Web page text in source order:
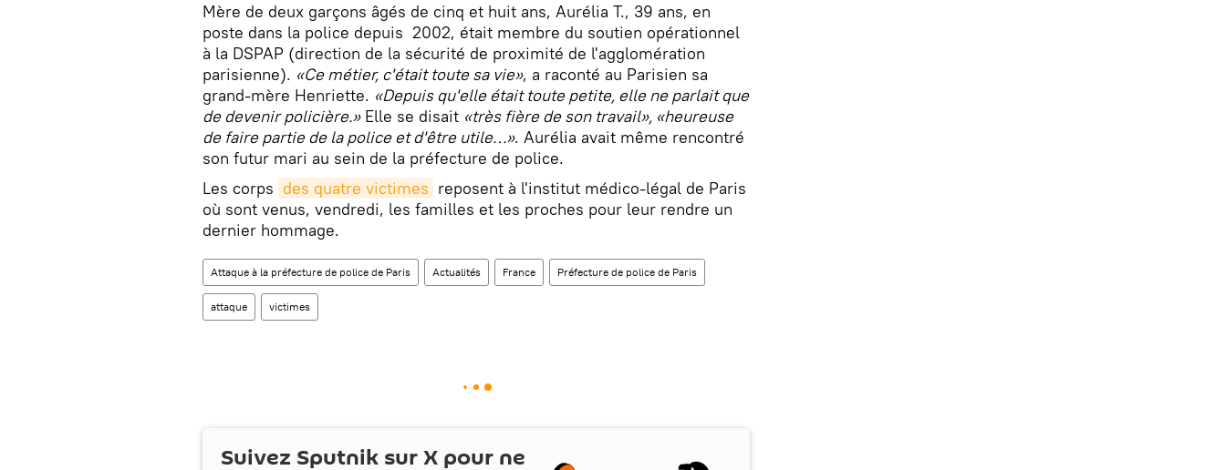
Mère de deux garçons âgés de cinq et huit ans, Aurélia T., 39 ans, en
poste dans la police depuis 2002, était membre du soutien opérationnel
à la DSPAP (direction de la sécurité de proximité de l'agglomération
parisienne). «Ce métier, c'était toute sa vie», a raconté au Parisien sa
grand-mère Henriette. «Depuis qu'elle était toute petite, elle ne parlait que
de devenir policière.»Elle se disait «très fière de son travail», «heureuse
de faire partie de la police et d'être utile…». Aurélia avait même rencontré
son futur mari au sein de la préfecture de police.
Les corps des quatre victimes reposent à l'institut médico-légal de Paris
où sont venus, vendredi, les familles et les proches pour leur rendre un
dernier hommage.
Attaque à la préfecture de police de Paris Actualités France Préfecture de police de Paris
attaque victimes
Suivez Sputnik surX pour ne